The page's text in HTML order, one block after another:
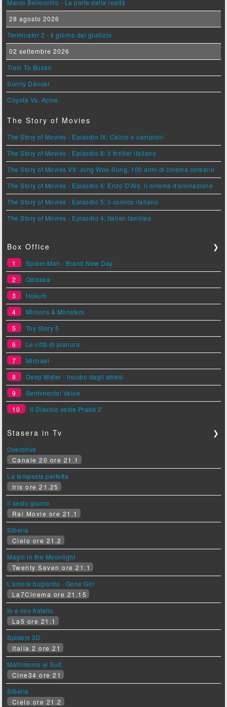
Marco Bellocchio - La porta della realtà
28 agosto 2026
Terminator 2 - Il giorno del giudizio
02 settembre 2026
Train To Busan
Sunny Dancer
Coyote Vs. Acme
The Story of Movies
The Story of Movies - Episodio IX: Calcio e campioni
The Story of Movies - Episodio 8: Il thriller italiano
The Story of Movies VII: Jung Woo-Sung, 100 anni di cinema coreano
The Story of Movies - Episodio 6: Enzo D'Alò, il cinema d'animazione
The Story of Movies - Episodio 5: Il comico italiano
The Story of Movies - Episodio 4: Italian families
Box Office ❯
1
Spider-Man - Brand New Day
2
Odissea
3
Hokum
4
Minions & Monsters
5
Toy Story 5
6
Le città di pianura
7
Michael
8
Deep Water - Incubo dagli abissi
9
Sentimental Value
10
Il Diavolo veste Prada 2
Stasera in Tv ❯
Overdrive
Canale 20 ore 21.1
La tempesta perfetta
Iris ore 21.25
Il sesto giorno
Rai Movie ore 21.1
Siberia
Cielo ore 21.2
Magic in the Moonlight
Twenty Seven ore 21.1
L'amore bugiardo - Gone Girl
La7Cinema ore 21.15
Io e mio fratello
La5 ore 21.1
Spiders 3D
Italia 2 ore 21
Matrimonio al Sud
Cine34 ore 21
Siberia
Cielo ore 21.2